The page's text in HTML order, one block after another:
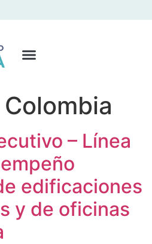
Colombia
– Línea
edificaciones
y de oficinas